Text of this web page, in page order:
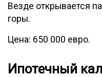
Везде открывается
горы.
Цена: 650 000 евро.
Ипотечный